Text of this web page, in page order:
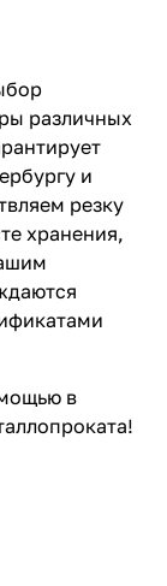
различных
и
резку
хранения,
в